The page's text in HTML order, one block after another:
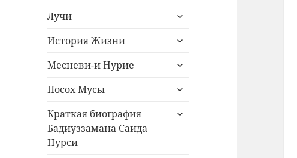
меню
Лучи
раскрыть
меню
История Жизни
раскрыть
меню
Месневи-и Нурие
раскрыть
меню
Посох Мусы
раскрыть
меню
Краткая биография
Бадиуззамана Саида
Нурси
раскрыть